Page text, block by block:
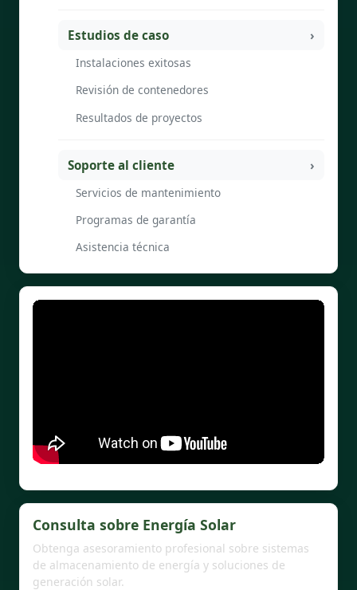
Estudios de caso
Instalaciones exitosas
Revisión de contenedores
Resultados de proyectos
Soporte al cliente
Servicios de mantenimiento
Programas de garantía
Asistencia técnica
Consulta sobre Energía Solar
Obtenga asesoramiento profesional sobre sistemas
de almacenamiento de energía y soluciones de
generación solar.